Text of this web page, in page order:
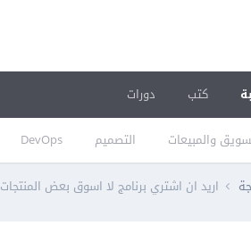
والمبيعات التصميم DevOps
كتب دورات
اريد ان اشتري برنامج لا اسوق بعض المنتجات